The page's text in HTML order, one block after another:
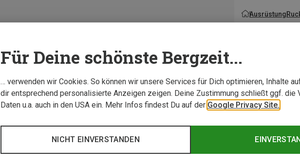
Ausrüstung
Für Deine schönste Bergzeit...
… verwenden wir Cookies. So können wir unsere Services für Dich optimieren, Inhalte
dir entsprechend personalisierte Anzeigen zeigen. Deine Zustimmung schließt ggf. die
Daten u.a. auch in den USA ein. Mehr Infos findest Du auf der Google Privacy Site.
NICHT EINVERSTANDEN